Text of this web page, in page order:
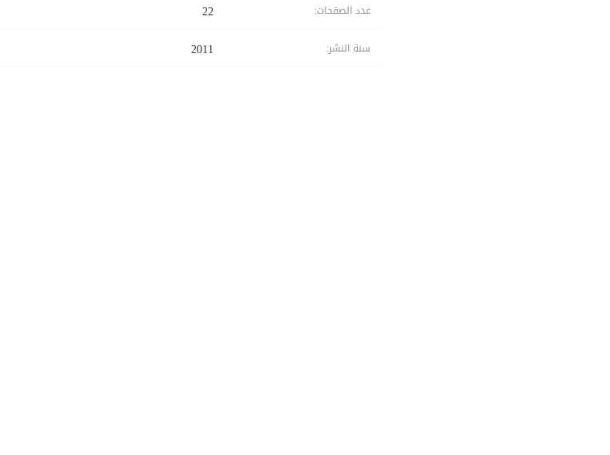
عدد الصفحات: 22
سنة النشر: 2011